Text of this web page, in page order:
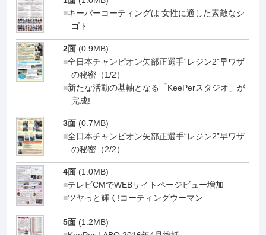
キーパーコーティングは 女性に適した素敵なシ
ゴト
2面 (0.9MB)
全日本チャンピオン矢部正選手“レジン2”早ワザ
の秘密（1/2）
新たな活動の基軸となる「KeePerスタジオ」が
完成!
3面 (0.7MB)
全日本チャンピオン矢部正選手“レジン2”早ワザ
の秘密（2/2）
4面 (1.0MB)
テレビCMでWEBサイトページビュー増加
ツヤっと輝く!コーティングウーマン
5面 (1.2MB)